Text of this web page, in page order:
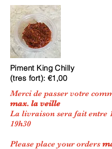
Piment King Chilly
(tres fort): €1,00
Merci de passer votre
max. la veille
La livraison sera fait entre
19h30
Please place your orders